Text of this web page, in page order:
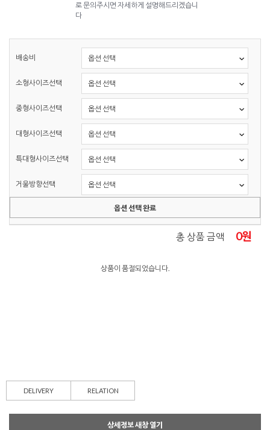
로 문의주시면 자세하게 설명해드리겠습니
다
배송비
소형사이즈선택
중형사이즈선택
대형사이즈선택
특대형사이즈선택
거울방향선택
옵션 선택 완료
총 상품 금액 0원
상품이 품절되었습니다.
DELIVERY RELATION
상세정보 새창 열기